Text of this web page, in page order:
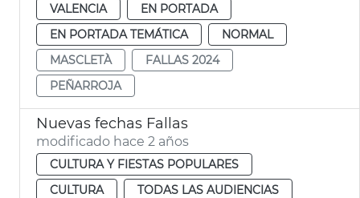
VALENCIA
EN PORTADA
EN PORTADA TEMÁTICA
NORMAL
MASCLETÀ
FALLAS 2024
PEÑARROJA
Nuevas fechas Fallas
modificado hace 2 años
CULTURA Y FIESTAS POPULARES
CULTURA
TODAS LAS AUDIENCIAS